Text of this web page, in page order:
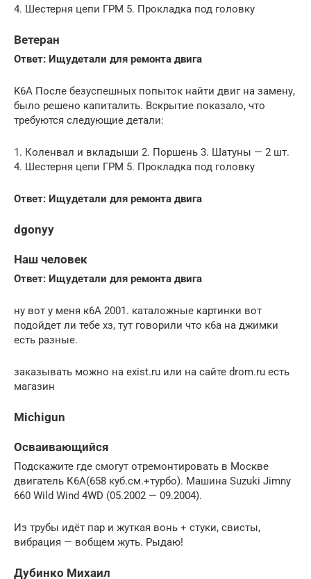
4. Шестерня цепи ГРМ 5. Прокладка под головку
Ветеран
Ответ: Ищудетали для ремонта двига
K6A После безуспешных попыток найти двиг на замену,
было решено капиталить. Вскрытие показало, что
требуются следующие детали:
1. Коленвал и вкладыши 2. Поршень 3. Шатуны — 2 шт.
4. Шестерня цепи ГРМ 5. Прокладка под головку
Ответ: Ищудетали для ремонта двига
dgonyy
Наш человек
Ответ: Ищудетали для ремонта двига
ну вот у меня к6А 2001. каталожные картинки вот
подойдет ли тебе хз, тут говорили что к6а на джимки
есть разные.
заказывать можно на exist.ru или на сайте drom.ru есть
магазин
Michigun
Осваивающийся
Подскажите где смогут отремонтировать в Москве
двигатель К6А(658 куб.см.+турбо). Машина Suzuki Jimny
660 Wild Wind 4WD (05.2002 — 09.2004).
Из трубы идёт пар и жуткая вонь + стуки, свисты,
вибрация — вобщем жуть. Рыдаю!
Дубинко Михаил